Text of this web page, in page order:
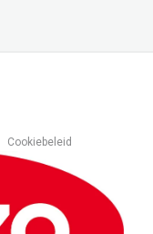
Cookiebeleid